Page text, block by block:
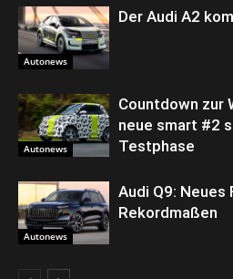
Autonews
Der Audi A2
Autonews
Countdown zur
neue smart #2
Testphase
Autonews
Audi Q9:
Rekordmaßen